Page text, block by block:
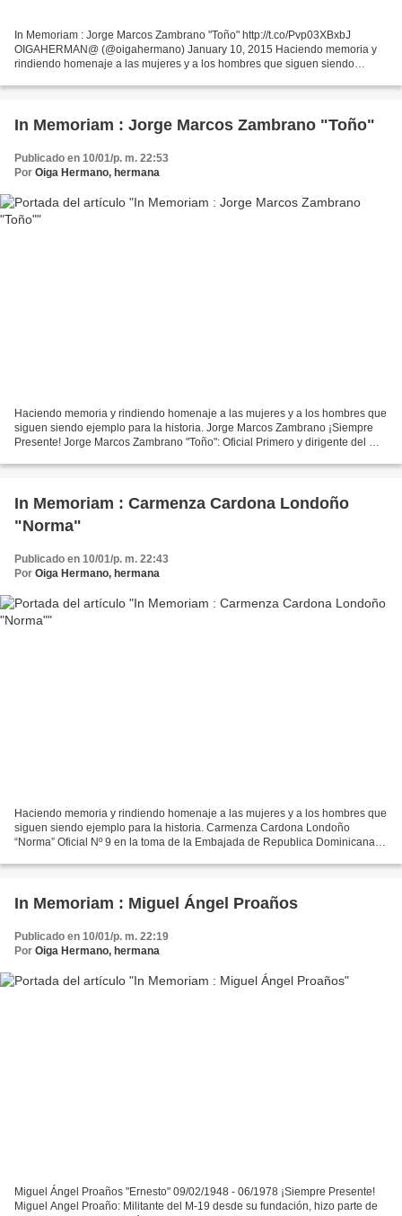
In Memoriam : Jorge Marcos Zambrano "Toño" http://t.co/Pvp03XBxbJ
OIGAHERMAN@ (@oigahermano) January 10, 2015 Haciendo memoria y
rindiendo homenaje a las mujeres y a los hombres que siguen siendo
In Memoriam : Jorge Marcos Zambrano "Toño"
Publicado en 10/01/p. m. 22:53
Por Oiga Hermano, hermana
Haciendo memoria y rindiendo homenaje a las mujeres y a los hombres que
siguen siendo ejemplo para la historia. Jorge Marcos Zambrano ¡Siempre
Presente! Jorge Marcos Zambrano "Toño": Oficial Primero y dirigente del M-
In Memoriam : Carmenza Cardona Londoño
"Norma"
Publicado en 10/01/p. m. 22:43
Por Oiga Hermano, hermana
Haciendo memoria y rindiendo homenaje a las mujeres y a los hombres que
siguen siendo ejemplo para la historia. Carmenza Cardona Londoño
“Norma” Oficial Nº 9 en la toma de la Embajada de Republica Dominicana el
In Memoriam : Miguel Ángel Proaños
Publicado en 10/01/p. m. 22:19
Por Oiga Hermano, hermana
Miguel Ángel Proaños "Ernesto" 09/02/1948 - 06/1978 ¡Siempre Presente!
Miguel Angel Proaño: Militante del M-19 desde su fundación, hizo parte de